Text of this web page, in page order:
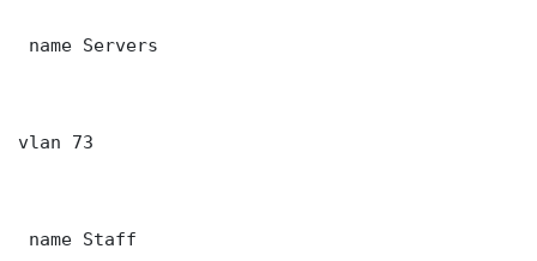
name Servers
vlan 73
name Staff